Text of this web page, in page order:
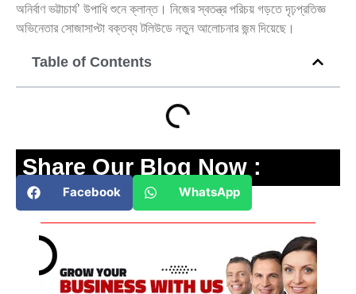
অনির্বাণ ভট্টাচার্য’ উপাধি শুনে ক্লান্ত। নিজের স্বতন্ত্র পরিচয় গড়তে দৃঢ়প্রতিজ্ঞ
অভিনেতার সোজাসাপ্টা বক্তব্য টলিউডে নতুন আলোচনার জন্ম দিয়েছে।
Table of Contents
Share Our Blog Now :
Facebook WhatsApp